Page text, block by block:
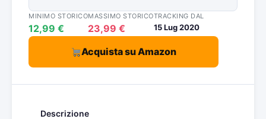
MINIMO STORICO
12,99 €
MASSIMO STORICO
23,99 €
TRACKING DAL
15 Lug 2020
Acquista su Amazon
Descrizione